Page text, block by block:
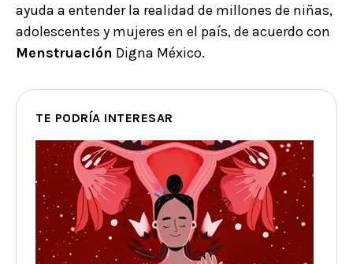
ayuda a entender la realidad de millones de niñas,
adolescentes y mujeres en el país, de acuerdo con
Menstruación Digna México.
TE PODRÍA INTERESAR